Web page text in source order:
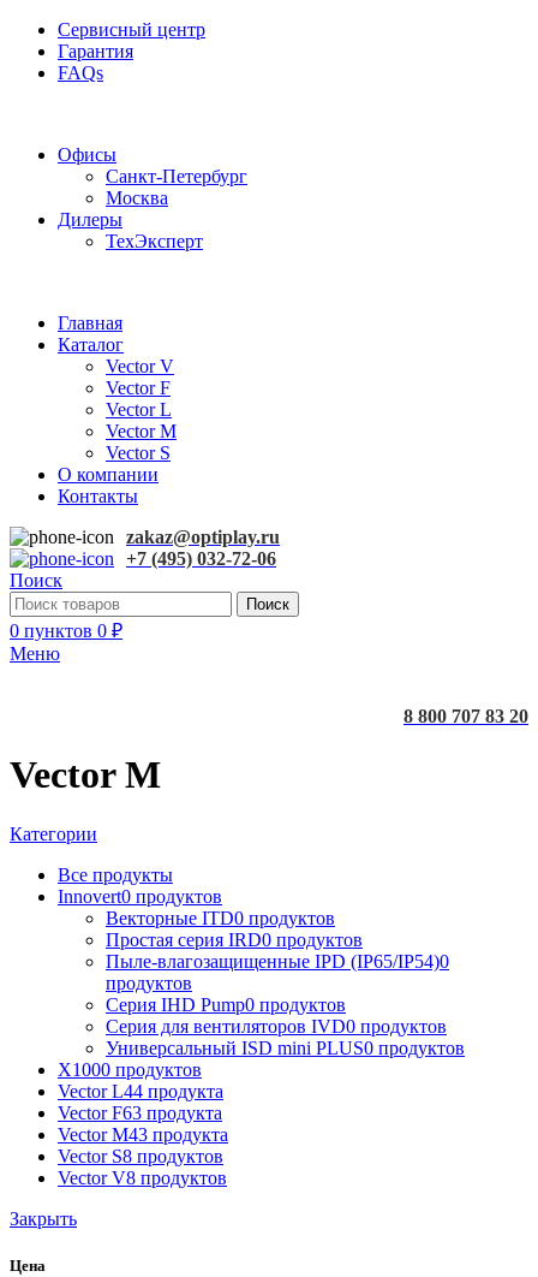
Сервисный центр
Гарантия
FAQs
Офисы
Санкт-Петербург
Москва
Дилеры
ТехЭксперт
Главная
Каталог
Vector V
Vector F
Vector L
Vector M
Vector S
О компании
Контакты
zakaz@optiplay.ru
+7 (495) 032-72-06
Поиск
Поиск
0 пунктов 0 ₽
Меню
8 800 707 83 20
Vector M
Категории
Все продукты
Innovert0 продуктов
Векторные ITD0 продуктов
Простая серия IRD0 продуктов
Пыле-влагозащищенные IPD (IP65/IP54)0
продуктов
Серия IHD Pump0 продуктов
Серия для вентиляторов IVD0 продуктов
Универсальный ISD mini PLUS0 продуктов
X1000 продуктов
Vector L44 продукта
Vector F63 продукта
Vector M43 продукта
Vector S8 продуктов
Vector V8 продуктов
Закрыть
Цена